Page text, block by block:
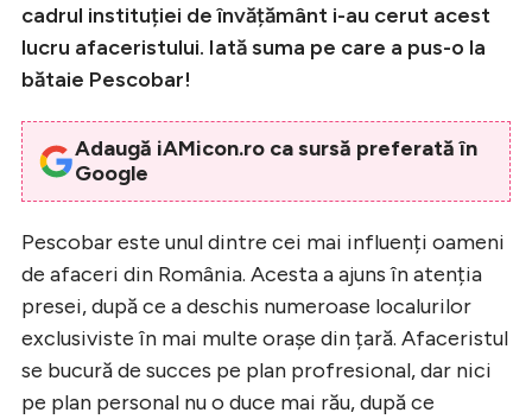
Intră în cont
cadrul instituției de învățământ i-au cerut acest
lucru afaceristului. Iată suma pe care a pus-o la
bătaie Pescobar!
Adaugă iAMicon.ro ca sursă preferată în
Google
Pescobar este unul dintre cei mai influenți oameni
de afaceri din România. Acesta a ajuns în atenția
presei, după ce a deschis numeroase localurilor
exclusiviste în mai multe orașe din țară. Afaceristul
se bucură de succes pe plan profresional, dar nici
pe plan personal nu o duce mai rău, după ce